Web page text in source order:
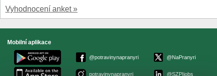
Vyhodnocení anket »
Mobilní aplikace
@potravinynapranyri
potravinynapranyri
@NaPranyri
@SZPIjobs